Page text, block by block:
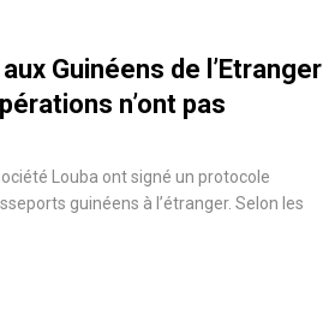
Guinéens de l’Etranger
n’ont pas
Louba ont signé un protocole
guinéens à l’étranger. Selon les